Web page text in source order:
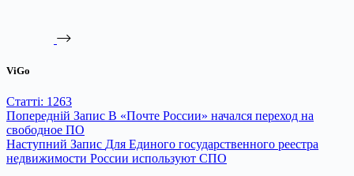
ViGo
Статті: 1263
Попередній Запис В «Почте России» начался переход на
свободное ПО
Наступний Запис Для Единого государственного реестра
недвижимости России используют СПО